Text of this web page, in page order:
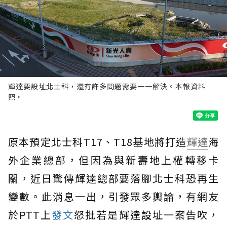
輝達要設址北士科，還有許多問題需要一一解決。本報資料
照。
原本預定北士科T17、T18基地將打造輝達海
外企業總部，但因為與新壽地上權轉移卡
關，近日驚傳輝達總部要落腳北士科恐再生
變數。此消息一出，引發眾多輿論，有網友
於PTT上發文怒批若是輝達設址一案告吹，